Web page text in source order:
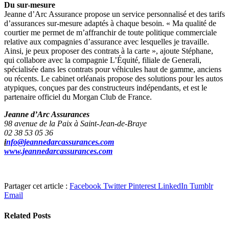
Du sur-mesure
Jeanne d’Arc Assurance propose un service personnalisé et des tarifs
d’assurances sur-mesure adaptés à chaque besoin. « Ma qualité de
courtier me permet de m’affranchir de toute politique commerciale
relative aux compagnies d’assurance avec lesquelles je travaille.
Ainsi, je peux proposer des contrats à la carte », ajoute Stéphane,
qui collabore avec la compagnie L’Équité, filiale de Generali,
spécialisée dans les contrats pour véhicules haut de gamme, anciens
ou récents. Le cabinet orléanais propose des solutions pour les autos
atypiques, conçues par des constructeurs indépendants, et est le
partenaire officiel du Morgan Club de France.
Jeanne d’Arc Assurances
98 avenue de la Paix à Saint-Jean-de-Braye
02 38 53 05 36
info@jeannedarcassurances.com
www.jeannedarcassurances.com
Partager cet article : Facebook Twitter Pinterest LinkedIn Tumblr
Email
Related Posts